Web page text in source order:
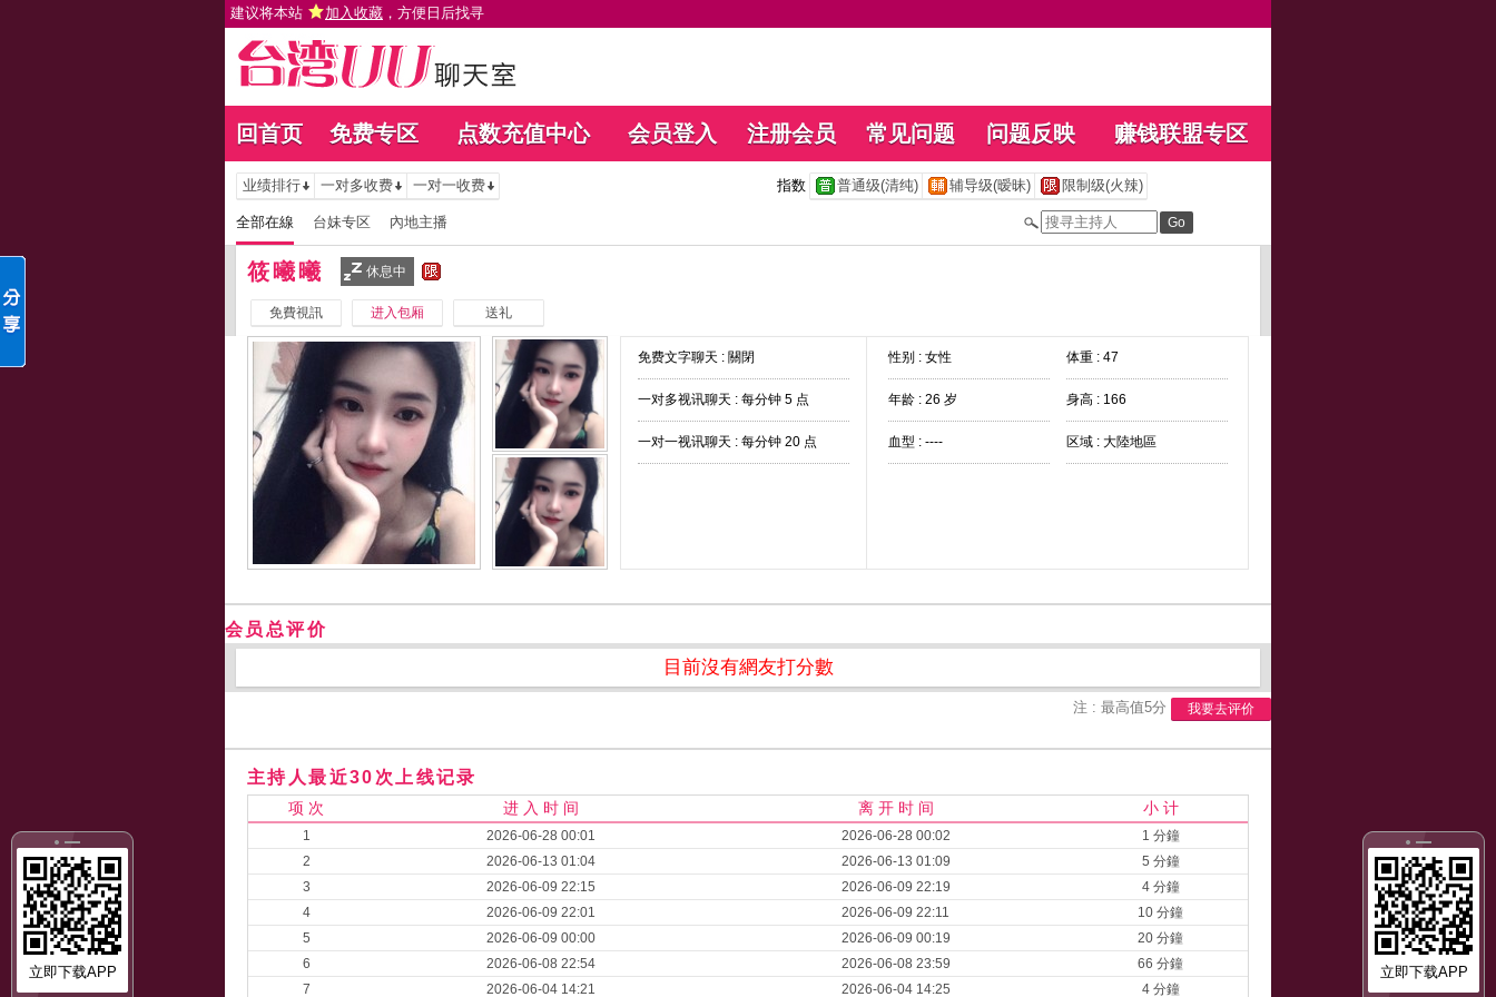
建议将本站 加入收藏 ，方便日后找寻
回首页 免费专区 点数充值中心 会员登入 注册会员 常见问题 问题反映 赚钱联盟专区
立即下载APP
立即下载APP
业绩排行 一对多收费 一对一收费 指数 普通级(清纯) 辅导级(暧昧) 限制级(火辣)
全部在線 台妹专区 內地主播
筱曦曦 休息中
免費視訊 进入包厢 送礼
免费文字聊天 : 關閉
一对多视讯聊天 : 每分钟 5 点
一对一视讯聊天 : 每分钟 20 点
性别 : 女性 体重 : 47
年龄 : 26 岁 身高 : 166
血型 : ---- 区域 : 大陸地區
会员总评价
目前沒有網友打分數
注 : 最高值5分 我要去评价
主持人最近30次上线记录
项 次 进 入 时 间 离 开 时 间 小 计
1 2026-06-28 00:01 2026-06-28 00:02
1 分鐘
2
2026-06-13 01:04 2026-06-13 01:09
5 分鐘
3
2026-06-09 22:15 2026-06-09 22:19
4 分鐘
4
2026-06-09 22:01 2026-06-09 22:11
10 分鐘
5
2026-06-09 00:00 2026-06-09 00:19
20 分鐘
6
2026-06-08 22:54 2026-06-08 23:59
66 分鐘
7
2026-06-04 14:21 2026-06-04 14:25 4 分鐘